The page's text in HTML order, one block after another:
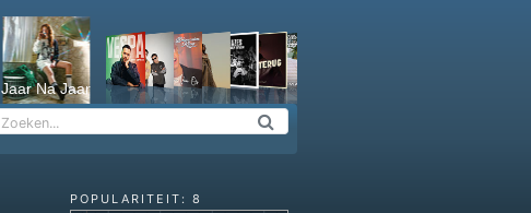
Jaar Na Jaar
POPULARITEIT: 8